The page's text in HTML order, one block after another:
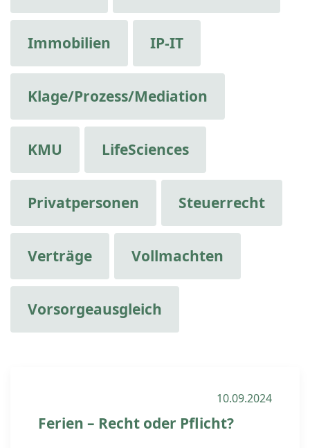
Immobilien IP-IT
Klage/Prozess/Mediation
KMU LifeSciences
Privatpersonen Steuerrecht
Verträge Vollmachten
Vorsorgeausgleich
10.09.2024
Ferien – Recht oder Pflicht?